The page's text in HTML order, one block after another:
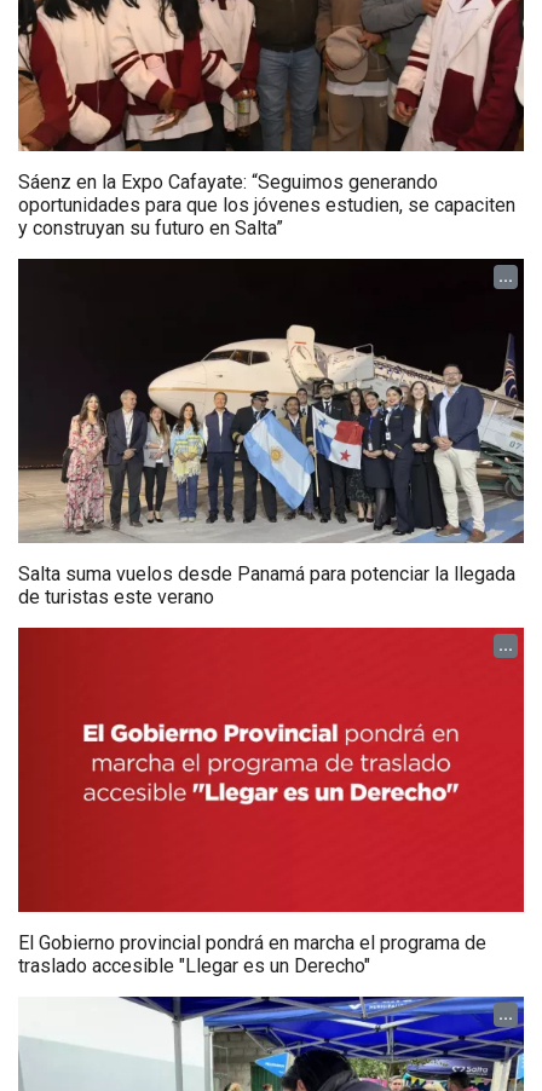
Sáenz en la Expo Cafayate: “Seguimos generando
oportunidades para que los jóvenes estudien, se capaciten
y construyan su futuro en Salta”
...
Salta suma vuelos desde Panamá para potenciar la llegada
de turistas este verano
...
El Gobierno provincial pondrá en marcha el programa de
traslado accesible "Llegar es un Derecho"
...